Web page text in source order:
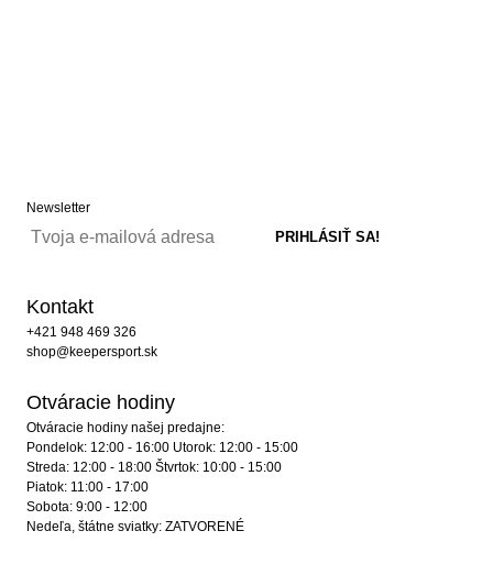
Newsletter
Kontakt
+421 948 469 326
shop@keepersport.sk
Otváracie hodiny
Otváracie hodiny našej predajne:
Pondelok: 12:00 - 16:00 Utorok: 12:00 - 15:00
Streda: 12:00 - 18:00 Štvrtok: 10:00 - 15:00
Piatok: 11:00 - 17:00
Sobota: 9:00 - 12:00
Nedeľa, štátne sviatky: ZATVORENÉ